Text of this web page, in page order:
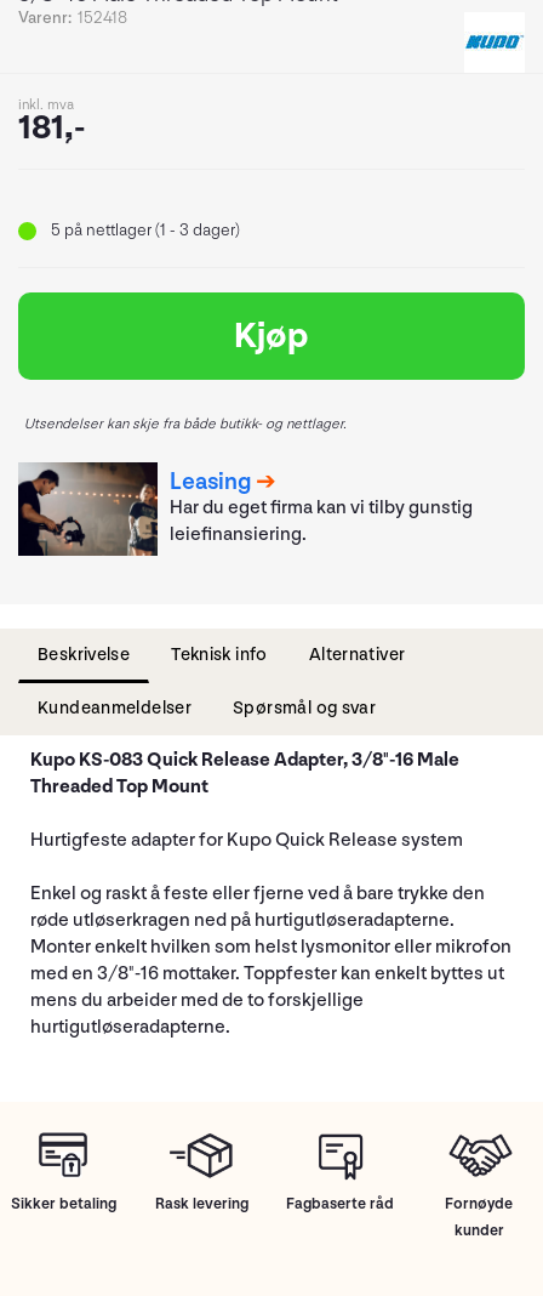
Varenr: 152418
inkl. mva
181,-
5 på nettlager (1 - 3 dager)
Kjøp
Utsendelser kan skje fra både butikk- og nettlager.
Leasing
Har du eget firma kan vi tilby gunstig
leiefinansiering.
Beskrivelse Teknisk info Alternativer
Kundeanmeldelser Spørsmål og svar
Kupo KS-083 Quick Release Adapter, 3/8"-16 Male
Threaded Top Mount
Hurtigfeste adapter for Kupo Quick Release system
Enkel og raskt å feste eller fjerne ved å bare trykke den
røde utløserkragen ned på hurtigutløseradapterne.
Monter enkelt hvilken som helst lysmonitor eller mikrofon
med en 3/8"-16 mottaker. Toppfester kan enkelt byttes ut
mens du arbeider med de to forskjellige
hurtigutløseradapterne.
Sikker betaling Rask levering Fagbaserte råd
Fornøyde
kunder